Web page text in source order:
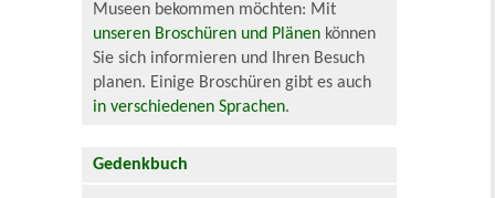
Museen bekommen möchten: Mit
unseren Broschüren und Plänen können
Sie sich informieren und Ihren Besuch
planen. Einige Broschüren gibt es auch
in verschiedenen Sprachen.
Gedenkbuch